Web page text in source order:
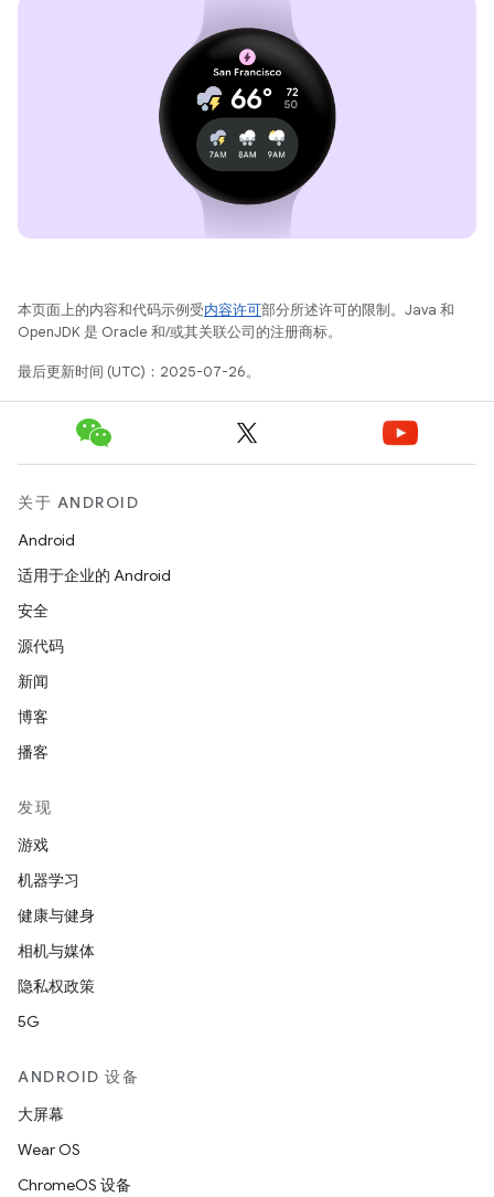
本页面上的内容和代码示例受内容许可部分所述许可的限制。Java 和
OpenJDK 是 Oracle 和/或其关联公司的注册商标。
最后更新时间 (UTC)：2025-07-26。
关于 ANDROID
Android
适用于企业的 Android
安全
源代码
新闻
博客
播客
发现
游戏
机器学习
健康与健身
相机与媒体
隐私权政策
5G
ANDROID 设备
大屏幕
Wear OS
ChromeOS 设备